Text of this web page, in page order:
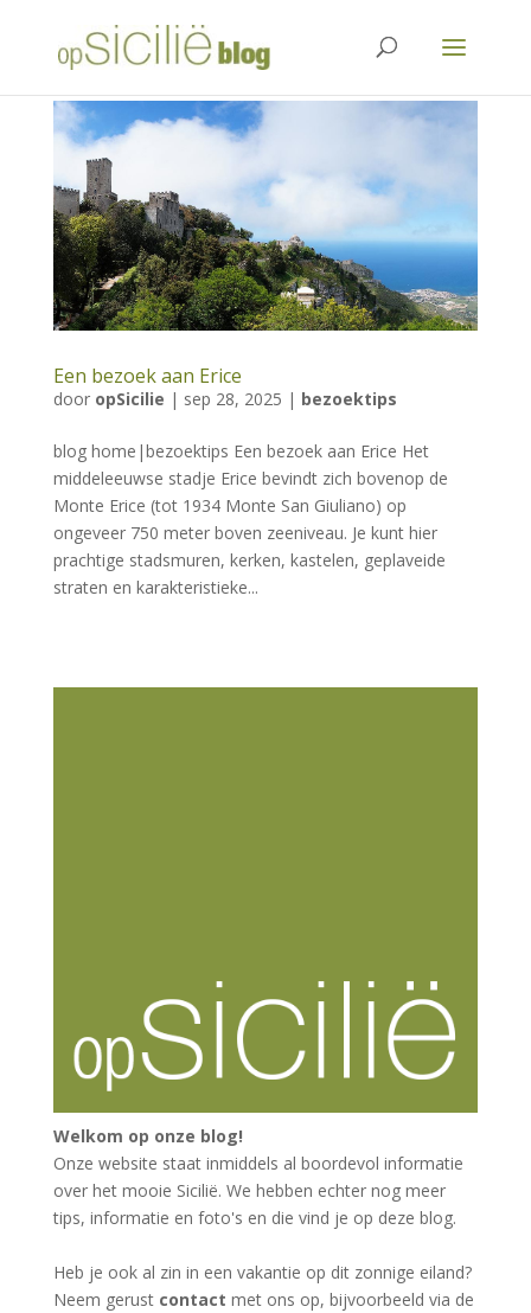
Een bezoek aan Erice
door opSicilie | sep 28, 2025 | bezoektips
blog home|bezoektips Een bezoek aan Erice Het
middeleeuwse stadje Erice bevindt zich bovenop de
Monte Erice (tot 1934 Monte San Giuliano) op
ongeveer 750 meter boven zeeniveau. Je kunt hier
prachtige stadsmuren, kerken, kastelen, geplaveide
straten en karakteristieke...
Welkom op onze blog!
Onze website staat inmiddels al boordevol informatie
over het mooie Sicilië. We hebben echter nog meer
tips, informatie en foto's en die vind je op deze blog.
Heb je ook al zin in een vakantie op dit zonnige eiland?
Neem gerust contact met ons op, bijvoorbeeld via de